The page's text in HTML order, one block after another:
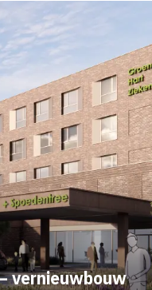
vernieuwbouw